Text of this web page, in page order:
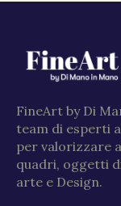
FineArt by Di
team di esperti
per valorizzare
quadri, oggetti
arte e Design.